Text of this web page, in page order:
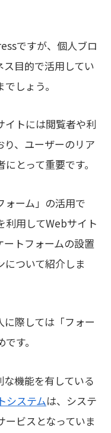
ですが、個人ブロ
目的で活用してい
しょう。
イトには閲覧者や利
り、ユーザーのリア
とって重要です。
ォーム」の活用で
利用してWebサイト
トフォームの設置
ついて紹介しま
際しては「フォー
す。
機能を有している
システムは、システ
ビスとなっていま